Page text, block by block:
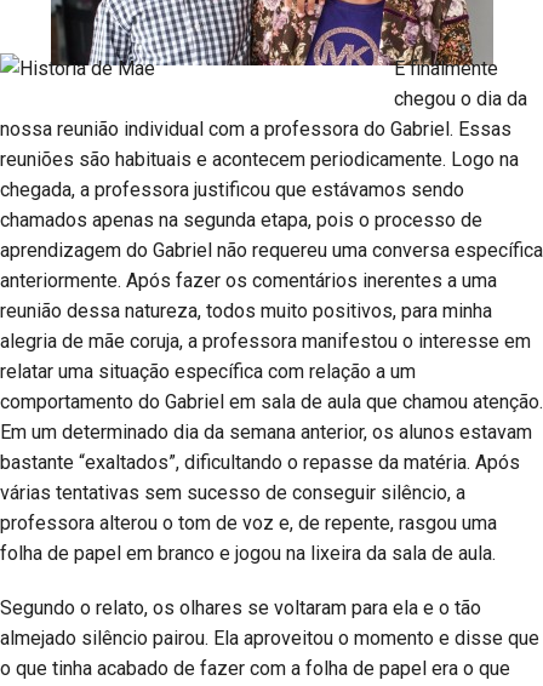
E finalmente
chegou o dia da
nossa reunião individual com a professora do Gabriel. Essas
reuniões são habituais e acontecem periodicamente. Logo na
chegada, a professora justificou que estávamos sendo
chamados apenas na segunda etapa, pois o processo de
aprendizagem do Gabriel não requereu uma conversa específica
anteriormente. Após fazer os comentários inerentes a uma
reunião dessa natureza, todos muito positivos, para minha
alegria de mãe coruja, a professora manifestou o interesse em
relatar uma situação específica com relação a um
comportamento do Gabriel em sala de aula que chamou atenção.
Em um determinado dia da semana anterior, os alunos estavam
bastante “exaltados”, dificultando o repasse da matéria. Após
várias tentativas sem sucesso de conseguir silêncio, a
professora alterou o tom de voz e, de repente, rasgou uma
folha de papel em branco e jogou na lixeira da sala de aula.
Segundo o relato, os olhares se voltaram para ela e o tão
almejado silêncio pairou. Ela aproveitou o momento e disse que
o que tinha acabado de fazer com a folha de papel era o que